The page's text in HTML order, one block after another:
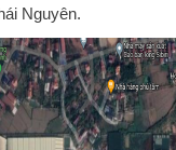
Nguyên.